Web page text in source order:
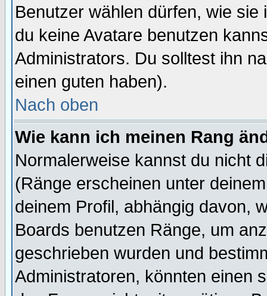
Benutzer wählen dürfen, wie
du keine Avatare benutzen
Administrators. Du solltest ihn
einen guten haben).
Nach oben
Wie kann ich meinen Rang
Normalerweise kannst du nicht
(Ränge erscheinen unter
deinem Profil, abhängig davon,
Boards benutzen Ränge, um
geschrieben wurden und
Administratoren, könnten einen